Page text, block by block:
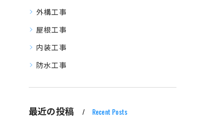
外構工事
屋根工事
内装工事
防水工事
最近の投稿 Recent Posts